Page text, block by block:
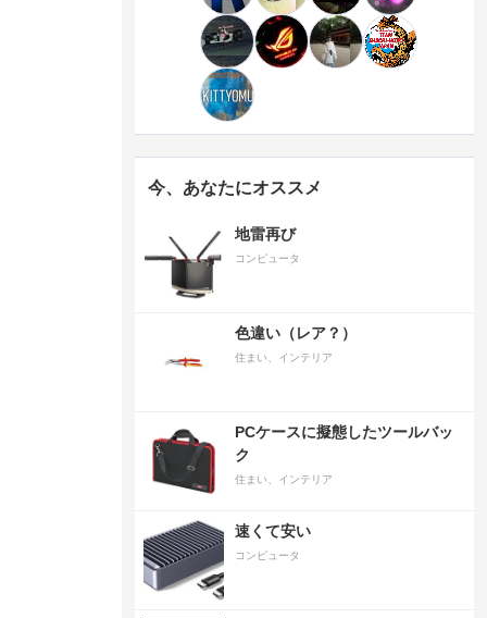
今、あなたにオススメ
地雷再び
コンピュータ
色違い（レア？）
住まい、インテリア
PCケースに擬態したツールバッ
ク
住まい、インテリア
速くて安い
コンピュータ